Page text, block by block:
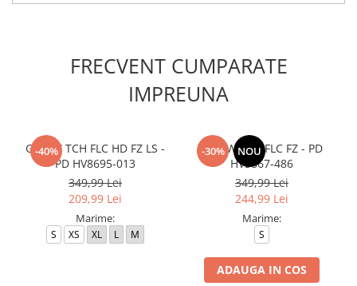
FRECVENT CUMPARATE
IMPREUNA
-40%
G NSW TCH FLC HD FZ LS -
PD HV8695-013
349,99 Lei
209,99 Lei
Marime:
S XS XL L M
-30% NOU
B NSW TCH FLC FZ - PD
HV5867-486
349,99 Lei
244,99 Lei
Marime:
S
ADAUGA IN COS